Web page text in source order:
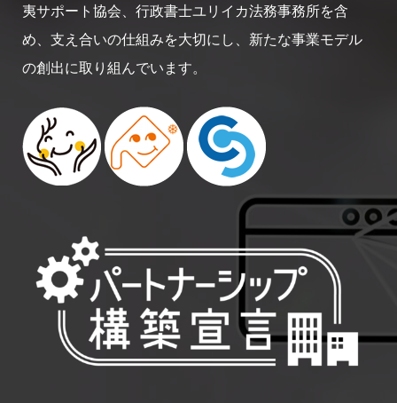
夷サポート協会、行政書士ユリイカ法務事務所を含
め、支え合いの仕組みを大切にし、新たな事業モデル
の創出に取り組んでいます。